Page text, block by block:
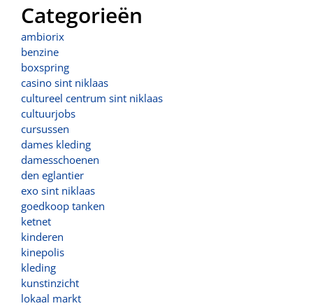
Categorieën
ambiorix
benzine
boxspring
casino sint niklaas
cultureel centrum sint niklaas
cultuurjobs
cursussen
dames kleding
damesschoenen
den eglantier
exo sint niklaas
goedkoop tanken
ketnet
kinderen
kinepolis
kleding
kunstinzicht
lokaal markt